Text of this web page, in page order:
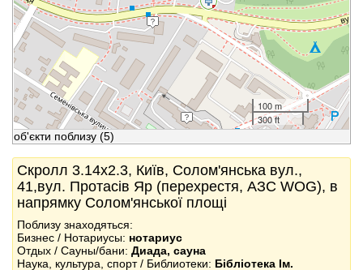
100 m
300 ft
об'єкти поблизу (5)
Скролл 3.14x2.3, Київ, Солом'янська вул.,
41,вул. Протасів Яр (перехрестя, АЗС WOG), в
напрямку Солом'янської площі
Поблизу знаходяться:
Бизнес / Нотариусы: нотариус
Отдых / Сауны/бани: Диада, сауна
Наука, культура, спорт / Библиотеки: Бібліотека Ім.